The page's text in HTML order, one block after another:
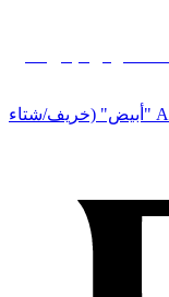
تيشيرت ASSC x Fragment Called Interference "أبيض" (خريف/شتاء